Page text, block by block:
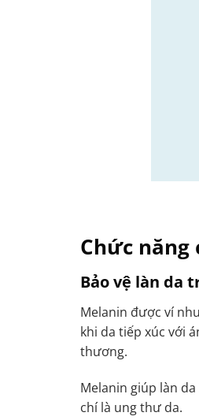
Chức năng
Bảo vệ làn da
Melanin được ví
khi da tiếp xúc với
thương.
Melanin giúp làn
chí là ung thư da.